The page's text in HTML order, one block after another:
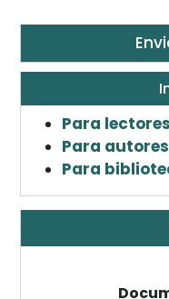
Para
Para
Para